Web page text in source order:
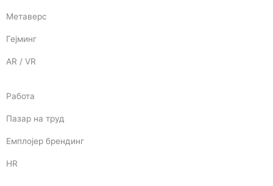
Метаверс
Гејминг
AR / VR
Работа
Пазар на труд
Емплојер брендинг
HR